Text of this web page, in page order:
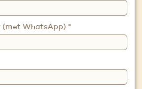
(met WhatsApp) *